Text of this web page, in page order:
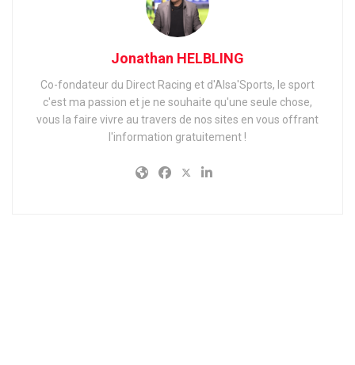
Jonathan HELBLING
Co-fondateur du Direct Racing et d'Alsa'Sports, le sport
c'est ma passion et je ne souhaite qu'une seule chose,
vous la faire vivre au travers de nos sites en vous offrant
l'information gratuitement !